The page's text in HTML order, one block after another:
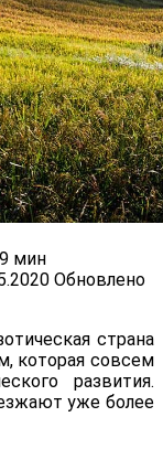
мин
Обновлено
страна
которая совсем
развития.
уже более